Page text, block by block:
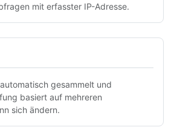
mit erfasster IP-Adresse.
gesammelt und
basiert auf mehreren
sich ändern.